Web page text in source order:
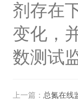
剂存在
变化，
数测试
上一篇： 总氮在线